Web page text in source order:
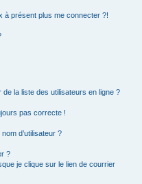
à présent plus me connecter ?!
de la liste des utilisateurs en ligne ?
pas correcte !
d’utilisateur ?
?
je clique sur le lien de courrier